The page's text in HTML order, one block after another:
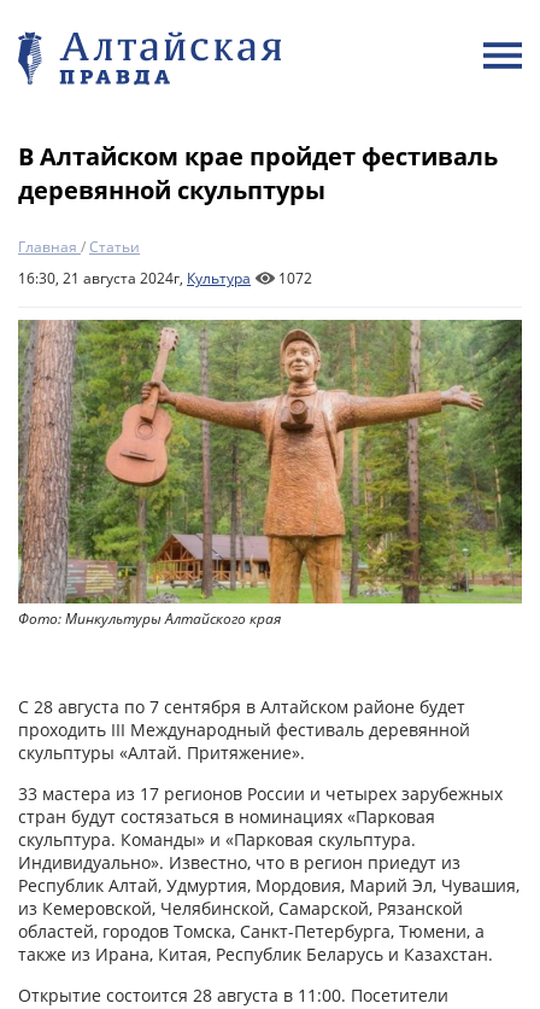
В Алтайском крае пройдет фестиваль
деревянной скульптуры
Главная /Статьи
16:30, 21 августа 2024г, Культура 1072
Фото: Минкультуры Алтайского края
С 28 августа по 7 сентября в Алтайском районе будет
проходить III Международный фестиваль деревянной
скульптуры «Алтай. Притяжение».
33 мастера из 17 регионов России и четырех зарубежных
стран будут состязаться в номинациях «Парковая
скульптура. Команды» и «Парковая скульптура.
Индивидуально». Известно, что в регион приедут из
Республик Алтай, Удмуртия, Мордовия, Марий Эл, Чувашия,
из Кемеровской, Челябинской, Самарской, Рязанской
областей, городов Томска, Санкт-Петербурга, Тюмени, а
также из Ирана, Китая, Республик Беларусь и Казахстан.
Открытие состоится 28 августа в 11:00. Посетители